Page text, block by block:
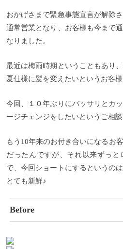
おかげさまで緊急事態宣言が解除
通常営業となり、お客様も今まで
なりました。
最近は梅雨時期ということもあり
夏仕様に髪を変えたいというお客
今回、１０年ぶりにバッサリとカ
ージチェンジをしたいというご相談
もう10年来のお付き合いになるお
だったんですが、それ以来ずっ
で、今回ショートにするというの
とても新鮮♪
Before